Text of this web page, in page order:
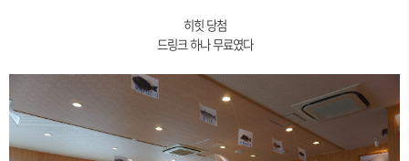
히힛 당첨
드링크 하나 무료였다